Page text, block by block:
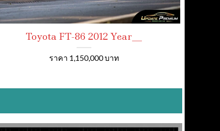
Toyota FT-86 2012 Year__
ราคา 1,150,000 บาท